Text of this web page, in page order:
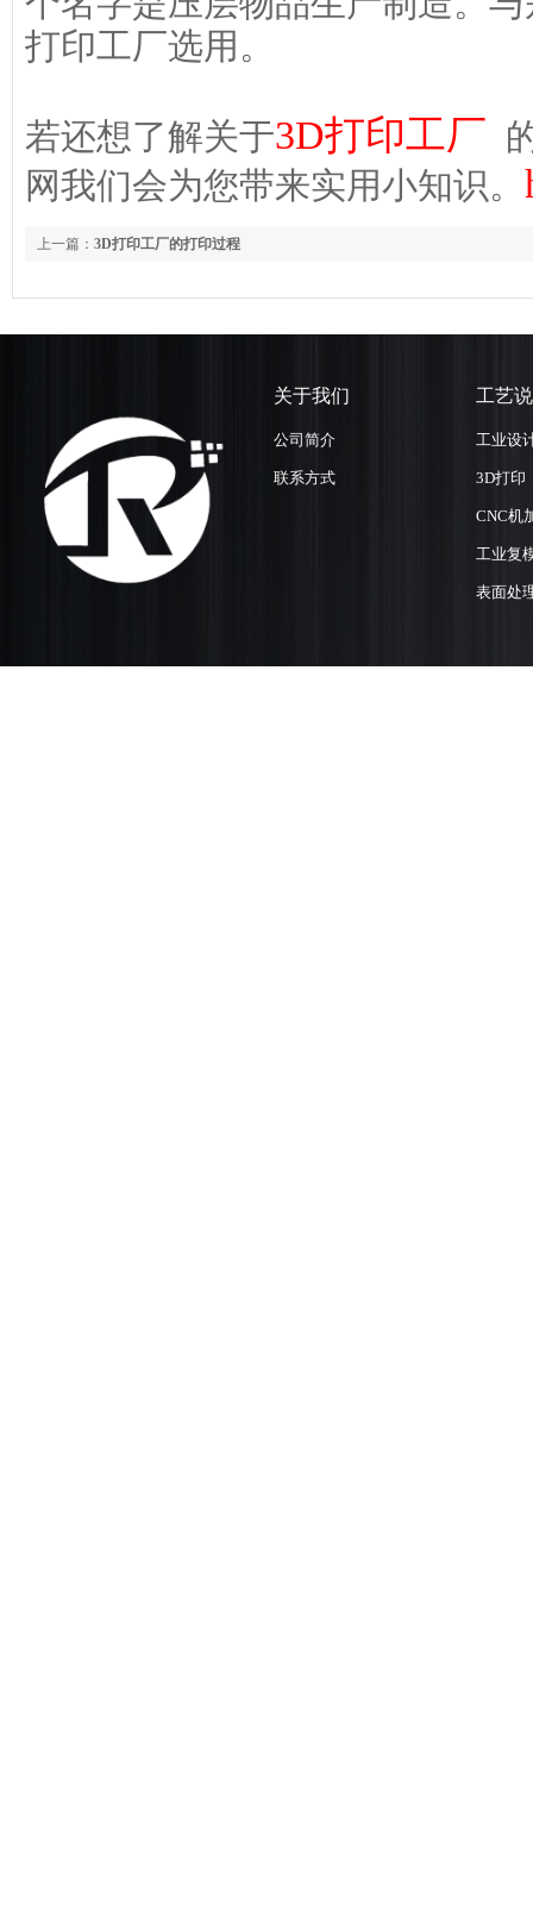
打印工厂选用。
若还想了解关于3D打印工厂
网我们会为您带来实用小知识。
上一篇： 3D打印工厂的打印过程
关于我们
公司简介
联系方式
工艺
工业设
3D打印
CNC机
工业复
表面处